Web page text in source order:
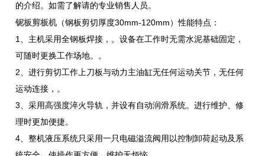
的介绍。如需了解请的专业销售人员。
铌板剪板机（钢板剪切厚度30mm-120mm）性能特点：
1、主机采用全钢板焊接，。设备在工作时无需水泥基础固定，
可随时更换工作场地。。
2、进行剪切工作上刀板与动力主油缸无任何运动关节，无任何
运动连接，。
3、采用高强度淬火导轨，并设有自动润滑系统。进行维护、修
理时更加便捷。
4、整机液压系统只采用一只电磁溢流阀用以控制卸荷起动及系